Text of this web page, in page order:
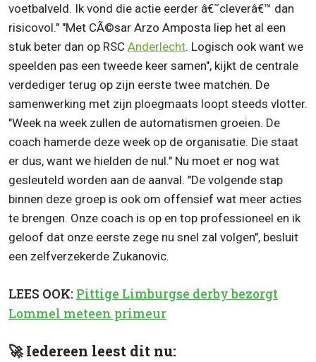
voetbalveld. Ik vond die actie eerder â€˜cleverâ€™ dan
risicovol." "Met CÃ©sar Arzo Amposta liep het al een
stuk beter dan op RSC Anderlecht. Logisch ook want we
speelden pas een tweede keer samen", kijkt de centrale
verdediger terug op zijn eerste twee matchen. De
samenwerking met zijn ploegmaats loopt steeds vlotter.
"Week na week zullen de automatismen groeien. De
coach hamerde deze week op de organisatie. Die staat
er dus, want we hielden de nul." Nu moet er nog wat
gesleuteld worden aan de aanval. "De volgende stap
binnen deze groep is ook om offensief wat meer acties
te brengen. Onze coach is op en top professioneel en ik
geloof dat onze eerste zege nu snel zal volgen", besluit
een zelfverzekerde Zukanovic.
LEES OOK: Pittige Limburgse derby bezorgt
Lommel meteen primeur
🚀 Iedereen leest dit nu: